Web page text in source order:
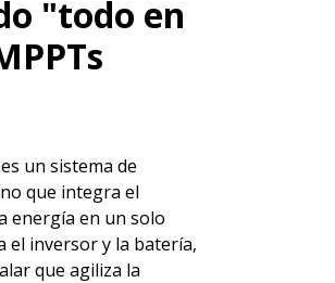
"todo en
un sistema de
que integra el
energía en un solo
el inversor y la batería,
que agiliza la